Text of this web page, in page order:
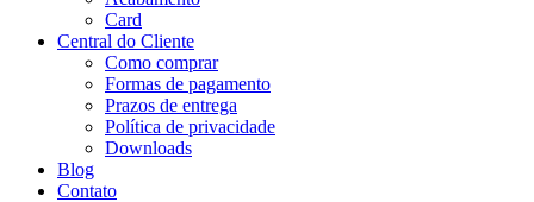
Card
Central do Cliente
Como comprar
Formas de pagamento
Prazos de entrega
Política de privacidade
Downloads
Blog
Contato